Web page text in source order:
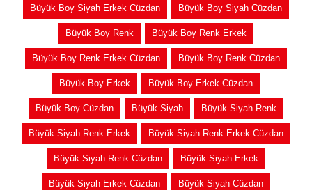
Büyük Boy Siyah Erkek Cüzdan Büyük Boy Siyah Cüzdan
Büyük Boy Renk Büyük Boy Renk Erkek
Büyük Boy Renk Erkek Cüzdan Büyük Boy Renk Cüzdan
Büyük Boy Erkek Büyük Boy Erkek Cüzdan
Büyük Boy Cüzdan Büyük Siyah Büyük Siyah Renk
Büyük Siyah Renk Erkek Büyük Siyah Renk Erkek Cüzdan
Büyük Siyah Renk Cüzdan Büyük Siyah Erkek
Büyük Siyah Erkek Cüzdan Büyük Siyah Cüzdan